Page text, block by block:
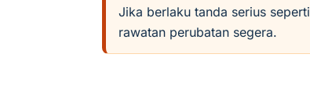
Jika berlaku tanda serius
rawatan perubatan segera.